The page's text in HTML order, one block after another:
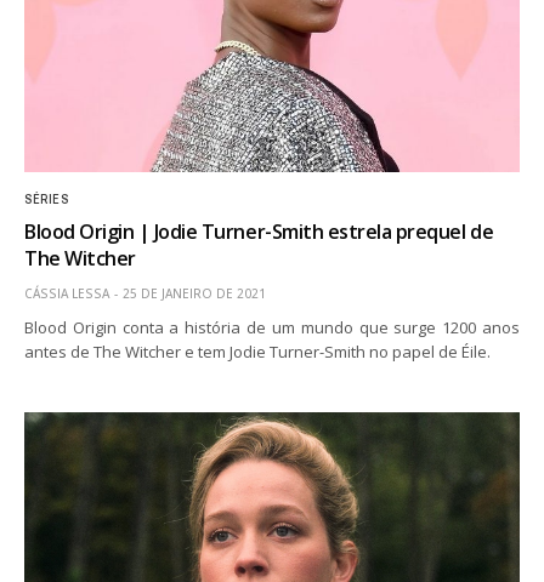
SÉRIES
Blood Origin | Jodie Turner-Smith estrela prequel de
The Witcher
CÁSSIA LESSA 25 DE JANEIRO DE 2021
Blood Origin conta a história de um mundo que surge 1200 anos
antes de The Witcher e tem Jodie Turner-Smith no papel de Éile.